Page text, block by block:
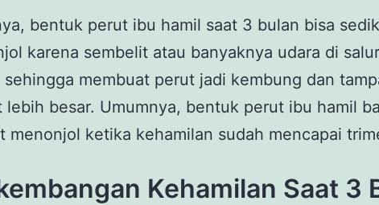
bentuk perut ibu hamil saat 3 bulan bisa
karena sembelit atau banyaknya udara di
sehingga membuat perut jadi kembung dan
lebih besar. Umumnya, bentuk perut ibu hamil
menonjol ketika kehamilan sudah mencapai
Kehamilan Saat 3